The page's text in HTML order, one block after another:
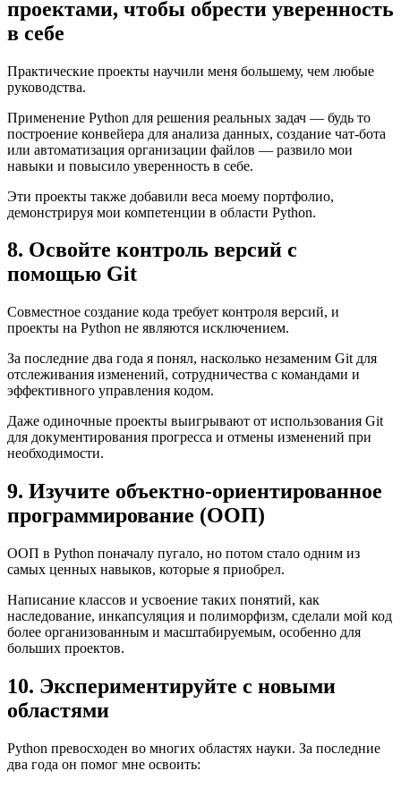
проектами, чтобы обрести уверенность
в себе
Практические проекты научили меня большему, чем любые
руководства.
Применение Python для решения реальных задач — будь то
построение конвейера для анализа данных, создание чат-бота
или автоматизация организации файлов — развило мои
навыки и повысило уверенность в себе.
Эти проекты также добавили веса моему портфолио,
демонстрируя мои компетенции в области Python.
8. Освойте контроль версий с
помощью Git
Совместное создание кода требует контроля версий, и
проекты на Python не являются исключением.
За последние два года я понял, насколько незаменим Git для
отслеживания изменений, сотрудничества с командами и
эффективного управления кодом.
Даже одиночные проекты выигрывают от использования Git
для документирования прогресса и отмены изменений при
необходимости.
9. Изучите объектно-ориентированное
программирование (ООП)
ООП в Python поначалу пугало, но потом стало одним из
самых ценных навыков, которые я приобрел.
Написание классов и усвоение таких понятий, как
наследование, инкапсуляция и полиморфизм, сделали мой код
более организованным и масштабируемым, особенно для
больших проектов.
10. Экспериментируйте с новыми
областями
Python превосходен во многих областях науки. За последние
два года он помог мне освоить: